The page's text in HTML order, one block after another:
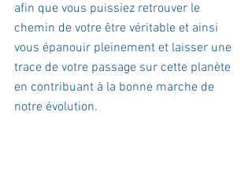
afin que vous puissiez retrouver le
chemin de votre être véritable et ainsi
vous épanouir pleinement et laisser une
trace de votre passage sur cette planète
en contribuant à la bonne marche de
notre évolution.